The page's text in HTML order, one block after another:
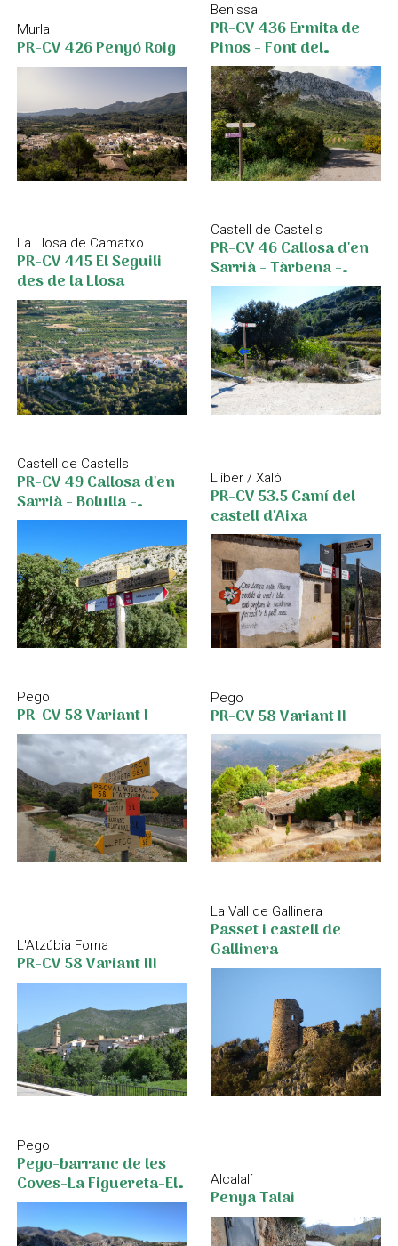
Murla
PR-CV 426 Penyó Roig
Benissa
PR-CV 436 Ermita de
Pinos - Font del
Garroferet
La Llosa de Camatxo
PR-CV 445 El Seguili
des de la Llosa
Castell de Castells
PR-CV 46 Callosa d'en
Sarrià - Tàrbena -
Castell de Castells
Castell de Castells
PR-CV 49 Callosa d'en
Sarrià - Bolulla -
Castells de Castells
Llíber / Xaló
PR-CV 53.5 Camí del
castell d'Aixa
Pego
PR-CV 58 Variant I
Pego
PR-CV 58 Variant II
L'Atzúbia Forna
PR-CV 58 Variant III
La Vall de Gallinera
Passet i castell de
Gallinera
Pego
Pego-barranc de les
Coves-La Figuereta-El
Xical-Pego
Alcalalí
Penya Talai